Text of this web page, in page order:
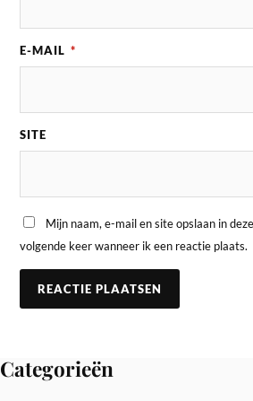
E-MAIL *
SITE
Mijn naam, e-mail en site opslaan in
volgende keer wanneer ik een reactie plaats.
Categorieën